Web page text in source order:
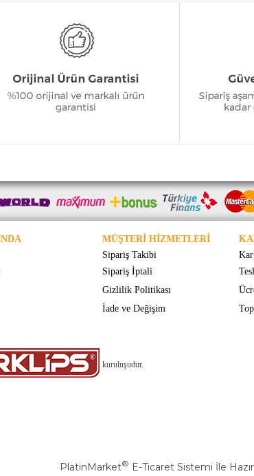
MÜŞTERİ HİZMETLERİ
Sipariş Takibi
Sipariş İptali
Gizlilik Politikası
İade ve Değişim
kuruluşudur.
PlatinMarket® E-Ticaret Sistemi İle